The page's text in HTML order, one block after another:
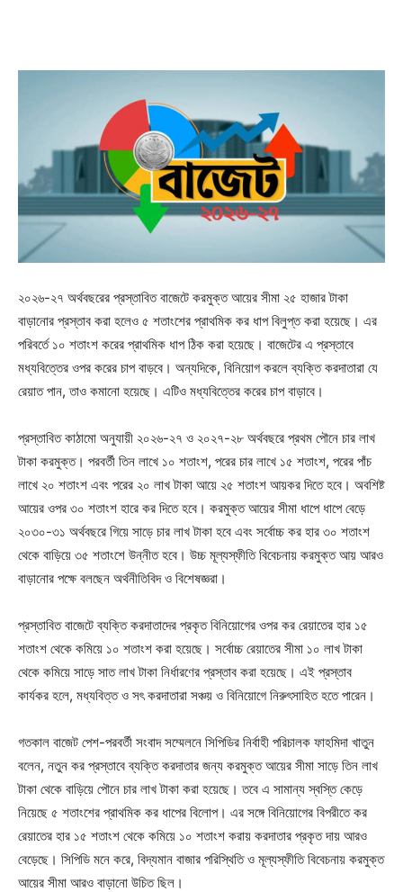
২০২৬-২৭ অর্থবছরের প্রস্তাবিত বাজেটে করমুক্ত আয়ের সীমা ২৫ হাজার টাকা
বাড়ানোর প্রস্তাব করা হলেও ৫ শতাংশের প্রাথমিক কর ধাপ বিলুপ্ত করা হয়েছে। এর
পরিবর্তে ১০ শতাংশ করের প্রাথমিক ধাপ ঠিক করা হয়েছে। বাজেটের এ প্রস্তাবে
মধ্যবিত্তের ওপর করের চাপ বাড়বে। অন্যদিকে, বিনিয়োগ করলে ব্যক্তি করদাতারা যে
রেয়াত পান, তাও কমানো হয়েছে। এটিও মধ্যবিত্তের করের চাপ বাড়াবে।
প্রস্তাবিত কাঠামো অনুযায়ী ২০২৬-২৭ ও ২০২৭-২৮ অর্থবছরে প্রথম পৌনে চার লাখ
টাকা করমুক্ত। পরবর্তী তিন লাখে ১০ শতাংশ, পরের চার লাখে ১৫ শতাংশ, পরের পাঁচ
লাখে ২০ শতাংশ এবং পরের ২০ লাখ টাকা আয়ে ২৫ শতাংশ আয়কর দিতে হবে। অবশিষ্ট
আয়ের ওপর ৩০ শতাংশ হারে কর দিতে হবে। করমুক্ত আয়ের সীমা ধাপে ধাপে বেড়ে
২০৩০-৩১ অর্থবছরে গিয়ে সাড়ে চার লাখ টাকা হবে এবং সর্বোচ্চ কর হার ৩০ শতাংশ
থেকে বাড়িয়ে ৩৫ শতাংশে উন্নীত হবে। উচ্চ মূল্যস্ফীতি বিবেচনায় করমুক্ত আয় আরও
বাড়ানোর পক্ষে বলছেন অর্থনীতিবিদ ও বিশেষজ্ঞরা।
প্রস্তাবিত বাজেটে ব্যক্তি করদাতাদের প্রকৃত বিনিয়োগের ওপর কর রেয়াতের হার ১৫
শতাংশ থেকে কমিয়ে ১০ শতাংশ করা হয়েছে। সর্বোচ্চ রেয়াতের সীমা ১০ লাখ টাকা
থেকে কমিয়ে সাড়ে সাত লাখ টাকা নির্ধারণের প্রস্তাব করা হয়েছে। এই প্রস্তাব
কার্যকর হলে, মধ্যবিত্ত ও সৎ করদাতারা সঞ্চয় ও বিনিয়োগে নিরুৎসাহিত হতে পারেন।
গতকাল বাজেট পেশ-পরবর্তী সংবাদ সম্মেলনে সিপিডির নির্বাহী পরিচালক ফাহমিদা খাতুন
বলেন, নতুন কর প্রস্তাবে ব্যক্তি করদাতার জন্য করমুক্ত আয়ের সীমা সাড়ে তিন লাখ
টাকা থেকে বাড়িয়ে পৌনে চার লাখ টাকা করা হয়েছে। তবে এ সামান্য স্বস্তি কেড়ে
নিয়েছে ৫ শতাংশের প্রাথমিক কর ধাপের বিলোপ। এর সঙ্গে বিনিয়োগের বিপরীতে কর
রেয়াতের হার ১৫ শতাংশ থেকে কমিয়ে ১০ শতাংশ করায় করদাতার প্রকৃত দায় আরও
বেড়েছে। সিপিডি মনে করে, বিদ্যমান বাজার পরিস্থিতি ও মূল্যস্ফীতি বিবেচনায় করমুক্ত
আয়ের সীমা আরও বাড়ানো উচিত ছিল।